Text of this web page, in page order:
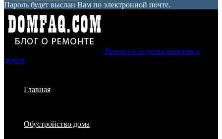
Пароль будет выслан Вам по электронной почте.
Ремонт и отделка квартир и
домов
Главная
Обустройство дома